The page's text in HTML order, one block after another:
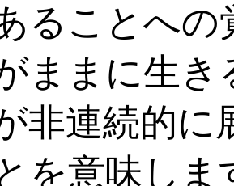
ることへの
ままに生
非連続的
を意味しま